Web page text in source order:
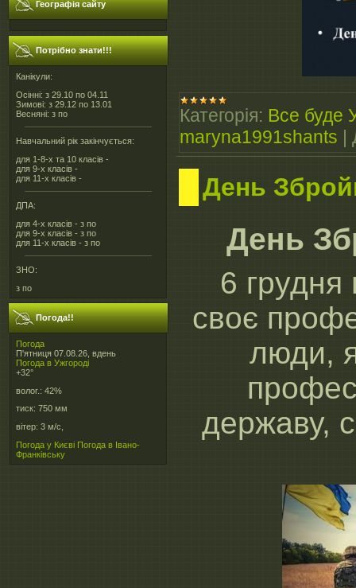
Географія сайту
Потрібно знати!!!
Канікули:
Осінні: з 29.10 по 04.11
Зимові: з 29.12 по 13.01
Весняні: з по
Навчальний рік закінчується:
для 1-8-х та 10 класів -
для 9-х класів -
для 11-х класів -
ДПА:
для 4-х класів - з по
для 9-х класів - з по
для 11-х класів - з по
ЗНО:
з по
Погода!!
Погода
П'ятниця 07.08.26, вдень
Погода в Ужгороді
+32°
волог.: 42%
тиск: 750 мм
вітер: 3 м/с,
Погода у Києві Погода в Івано-
Франківську
Категорія: Все буде
maryna1991shants
День
День
6 грудня
своє
люди,
державу,